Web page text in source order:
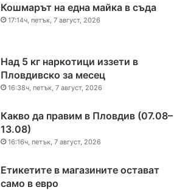
Кошмарът на една майка в съда
17:14ч, петък, 7 август, 2026
Над 5 кг наркотици иззети в
Пловдивско за месец
16:38ч, петък, 7 август, 2026
Какво да правим в Пловдив (07.08–
13.08)
16:16ч, петък, 7 август, 2026
Етикетите в магазините остават
само в евро